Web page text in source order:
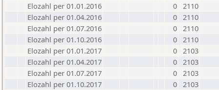
Elozahl per 01.01.2016
0 2110
Elozahl per 01.04.2016
0 2110
Elozahl per 01.07.2016
0 2110
Elozahl per 01.10.2016
0 2110
Elozahl per 01.01.2017
0 2103
Elozahl per 01.04.2017
0 2103
Elozahl per 01.07.2017
0 2103
Elozahl per 01.10.2017
0 2103